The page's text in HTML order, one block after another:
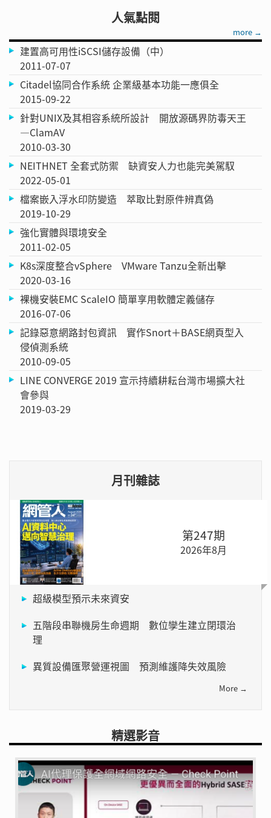
人氣點閱
more →
建置高可用性iSCSI儲存設備（中）
2011-07-07
Citadel協同合作系統 企業級基本功能一應俱全
2015-09-22
針對UNIX及其相容系統所設計 開放源碼界防毒天王
—ClamAV
2010-03-30
NEITHNET 全套式防禦 缺資安人力也能完美駕馭
2022-05-01
檔案嵌入浮水印防變造 萃取比對原件辨真偽
2019-10-29
強化實體與環境安全
2011-02-05
K8s深度整合vSphere VMware Tanzu全新出擊
2020-03-16
裸機安裝EMC ScaleIO 簡單享用軟體定義儲存
2016-07-06
記錄惡意網路封包資訊 實作Snort＋BASE網頁型入
侵偵測系統
2010-09-05
LINE CONVERGE 2019 宣示持續耕耘台灣市場擴大社
會參與
2019-03-29
月刊雜誌
第247期
2026年8月
超級模型預示未來資安
五階段串聯機房生命週期 數位孿生建立閉環治
理
異質設備匯聚營運視圖 預測維護降失效風險
More →
精選影音